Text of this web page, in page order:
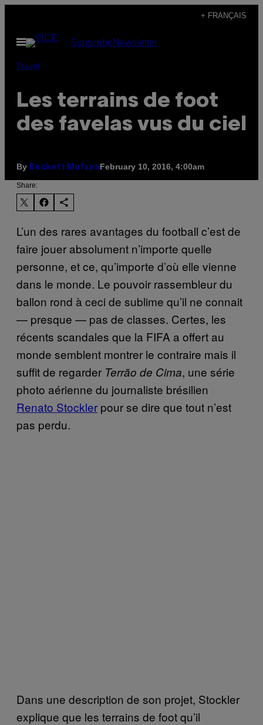
content
+ FRANÇAIS
Open
Menu
SubscribeNewsletter
Travel
Les terrains de foot
des favelas vus du ciel
By Beckett MufsonFebruary 10, 2016, 4:00am
Share:
L’un des rares avantages du football c’est de
faire jouer absolument n’importe quelle
personne, et ce, qu’importe d’où elle vienne
dans le monde. Le pouvoir rassembleur du
ballon rond à ceci de sublime qu’il ne connait
— presque — pas de classes. Certes, les
récents scandales que la FIFA a offert au
monde semblent montrer le contraire mais il
suffit de regarder Terrão de Cima, une série
photo aérienne du journaliste brésilien
Renato Stockler pour se dire que tout n’est
pas perdu.
Dans une description de son projet, Stockler
explique que les terrains de foot qu’il